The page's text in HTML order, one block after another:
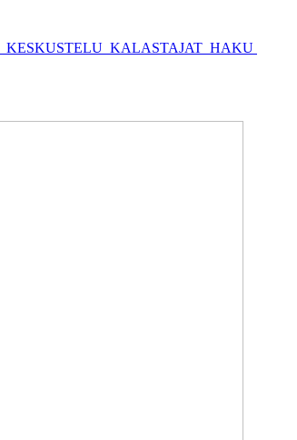
KESKUSTELU KALASTAJAT HAKU